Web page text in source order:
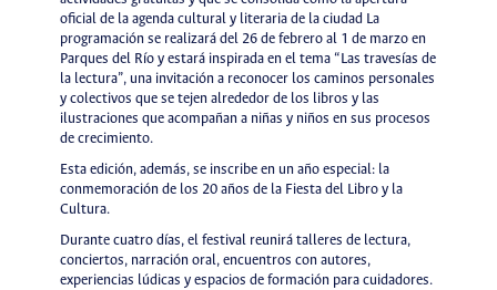
oficial de la agenda cultural y literaria de la ciudad La
programación se realizará del 26 de febrero al 1 de marzo en
Parques del Río y estará inspirada en el tema “Las travesías de
la lectura”, una invitación a reconocer los caminos personales
y colectivos que se tejen alrededor de los libros y las
ilustraciones que acompañan a niñas y niños en sus procesos
de crecimiento.
Esta edición, además, se inscribe en un año especial: la
conmemoración de los 20 años de la Fiesta del Libro y la
Cultura.
Durante cuatro días, el festival reunirá talleres de lectura,
conciertos, narración oral, encuentros con autores,
experiencias lúdicas y espacios de formación para cuidadores.